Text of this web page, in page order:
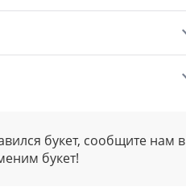
букет, сообщите нам в
букет!